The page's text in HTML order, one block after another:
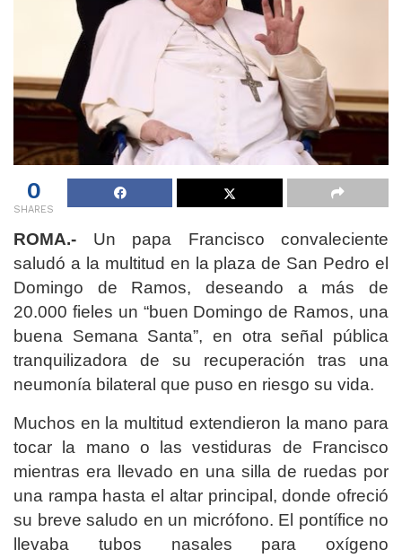
0
SHARES
ROMA.- Un papa Francisco convaleciente
saludó a la multitud en la plaza de San Pedro el
Domingo de Ramos, deseando a más de
20.000 fieles un “buen Domingo de Ramos, una
buena Semana Santa”, en otra señal pública
tranquilizadora de su recuperación tras una
neumonía bilateral que puso en riesgo su vida.
Muchos en la multitud extendieron la mano para
tocar la mano o las vestiduras de Francisco
mientras era llevado en una silla de ruedas por
una rampa hasta el altar principal, donde ofreció
su breve saludo en un micrófono. El pontífice no
llevaba tubos nasales para oxígeno